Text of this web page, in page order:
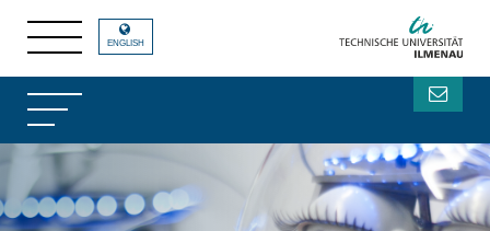
ENGLISH